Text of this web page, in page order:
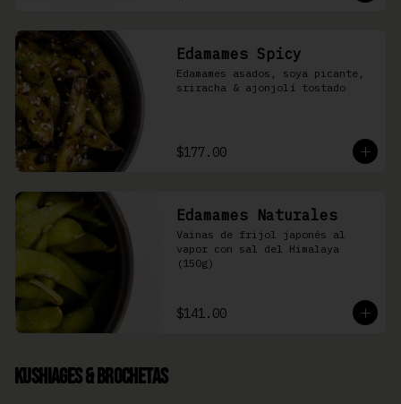
Edamames Spicy
Edamames asados, soya picante,
sriracha & ajonjolí tostado
$177.00
Edamames Naturales
Vainas de frijol japonés al
vapor con sal del Himalaya
(150g)
$141.00
Kushiages & Brochetas